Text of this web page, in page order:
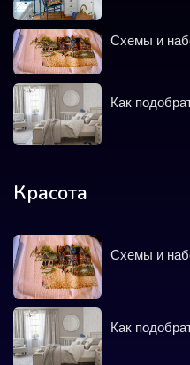
Схемы и
Как
Красота
Схемы и
Как